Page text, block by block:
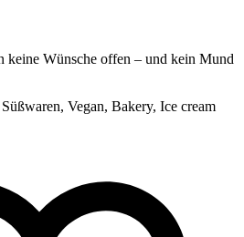
Wünsche offen – und kein Mund
Vegan, Bakery, Ice cream